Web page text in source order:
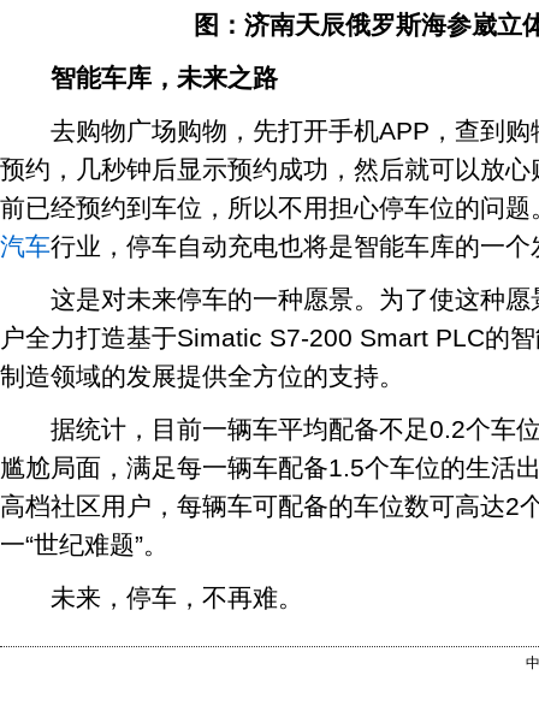
图：济南天辰俄罗斯海参崴立
智能车库，未来之路
去购物广场购物，先打开手机APP，查到购
预约，几秒钟后显示预约成功，然后就可以放
前已经预约到车位，所以不用担心停车位的问
汽车行业，停车自动充电也将是智能车库的一个
这是对未来停车的一种愿景。为了使这种愿
户全力打造基于Simatic S7-200 Smart PLC的
制造领域的发展提供全方位的支持。
据统计，目前一辆车平均配备不足0.2个车
尴尬局面，满足每一辆车配备1.5个车位的生活
高档社区用户，每辆车可配备的车位数可高达2
一“世纪难题”。
未来，停车，不再难。